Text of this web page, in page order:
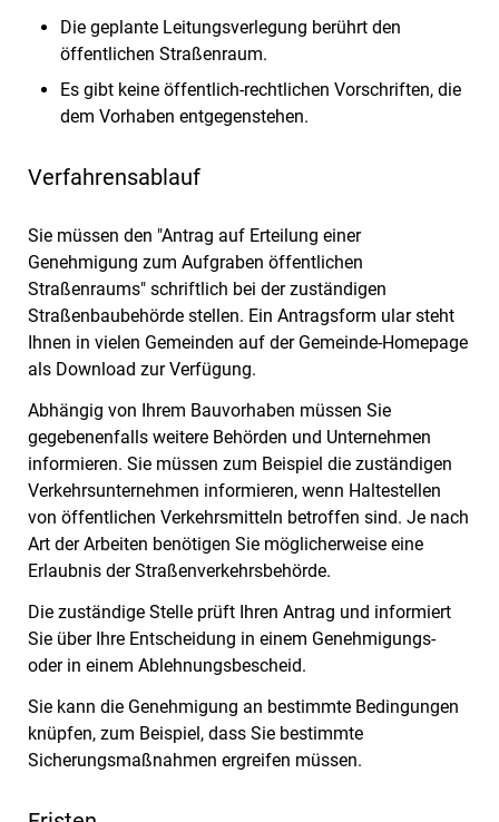
Die geplante Leitungsverlegung berührt den
öffentlichen Straßenraum.
Es gibt keine öffentlich-rechtlichen Vorschriften, die
dem Vorhaben entgegenstehen.
Verfahrensablauf
Sie müssen den "Antrag auf Erteilung einer
Genehmigung zum Aufgraben öffentlichen
Straßenraums" schriftlich bei der zuständigen
Straßenbaubehörde stellen. Ein Antragsform ular steht
Ihnen in vielen Gemeinden auf der Gemeinde-Homepage
als Download zur Verfügung.
Abhängig von Ihrem Bauvorhaben müssen Sie
gegebenenfalls weitere Behörden und Unternehmen
informieren. Sie müssen zum Beispiel die zuständigen
Verkehrsunternehmen informieren, wenn Haltestellen
von öffentlichen Verkehrsmitteln betroffen sind. Je nach
Art der Arbeiten benötigen Sie möglicherweise eine
Erlaubnis der Straßenverkehrsbehörde.
Die zuständige Stelle prüft Ihren Antrag und informiert
Sie über Ihre Entscheidung in einem Genehmigungs-
oder in einem Ablehnungsbescheid.
Sie kann die Genehmigung an bestimmte Bedingungen
knüpfen, zum Beispiel, dass Sie bestimmte
Sicherungsmaßnahmen ergreifen müssen.